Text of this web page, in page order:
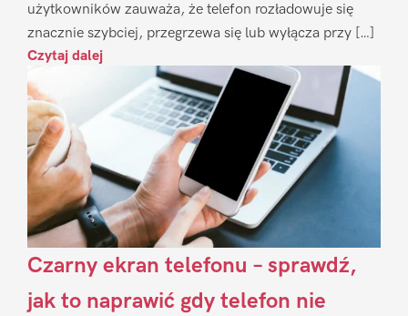
użytkowników zauważa, że telefon rozładowuje się
znacznie szybciej, przegrzewa się lub wyłącza przy […]
Czytaj dalej
Czarny ekran telefonu – sprawdź,
jak to naprawić gdy telefon nie